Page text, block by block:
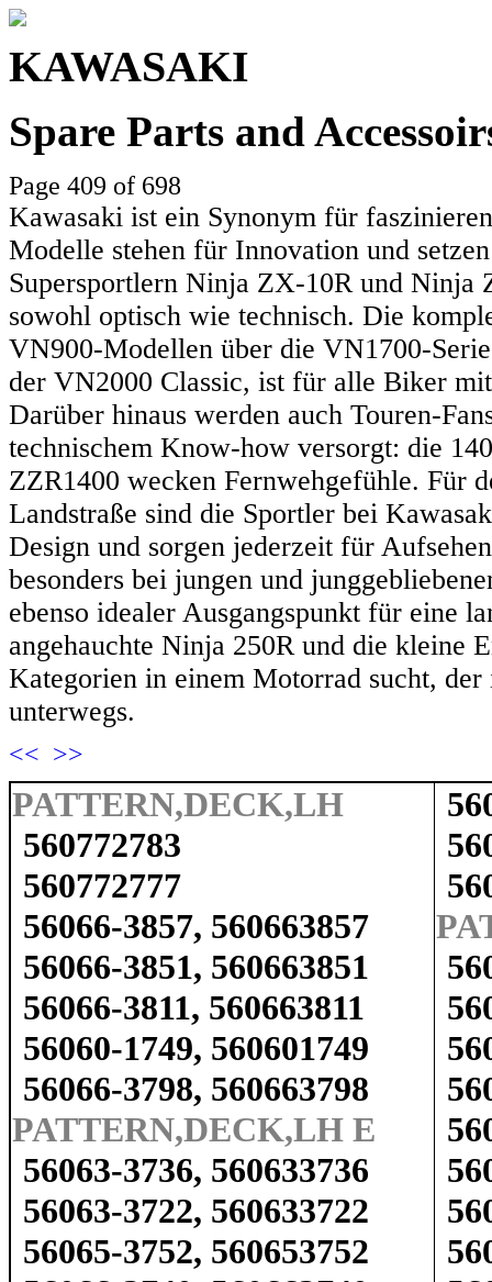
KAWASAKI
Spare Parts and
Page 409 of 698
Kawasaki ist ein Synonym für
Modelle stehen für Innovation und
Supersportlern Ninja ZX-10R und Ninja
sowohl optisch wie technisch. Die
VN900-Modellen über die VN1700-
der VN2000 Classic, ist für alle Biker
Darüber hinaus werden auch Touren-
technischem Know-how versorgt: die
ZZR1400 wecken Fernwehgefühle. Für
Landstraße sind die Sportler bei
Design und sorgen jederzeit für
besonders bei jungen und
ebenso idealer Ausgangspunkt für eine
angehauchte Ninja 250R und die kleine
Kategorien in einem Motorrad sucht,
unterwegs.
<< >>
PATTERN,DECK,LH
560772783
560772777
56066-3857, 560663857
56066-3851, 560663851
56066-3811, 560663811
56060-1749, 560601749
56066-3798, 560663798
PATTERN,DECK,LH E
56063-3736, 560633736
56063-3722, 560633722
56065-3752, 560653752